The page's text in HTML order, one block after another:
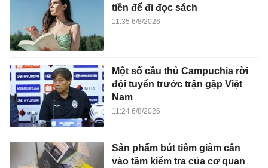
tiền để đi đọc sách
11:35 6/8/2026
Một số cầu thủ Campuchia rời
đội tuyển trước trận gặp Việt
Nam
11:24 6/8/2026
Sản phẩm bút tiêm giảm cân
vào tầm kiểm tra của cơ quan